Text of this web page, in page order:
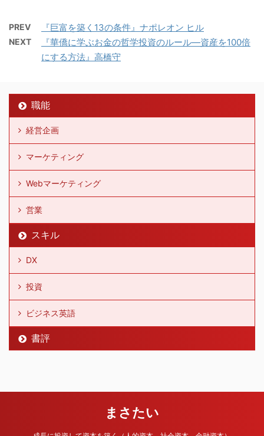
PREV 『巨富を築く13の条件』ナポレオン ヒル
NEXT
『華僑に学ぶお金の哲学投資のルール―資産を100倍
にする方法』高橋守
職能
経営企画
マーケティング
Webマーケティング
営業
スキル
DX
投資
ビジネス英語
書評
まさたい